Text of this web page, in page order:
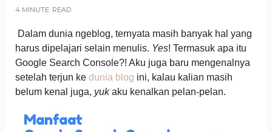
4 MINUTE READ
Dalam dunia ngeblog, ternyata masih banyak hal yang
harus dipelajari selain menulis. Yes! Termasuk apa itu
Google Search Console?! Aku juga baru mengenalnya
setelah terjun kedunia blog ini, kalau kalian masih
belum kenal juga, yukaku kenalkan pelan-pelan.